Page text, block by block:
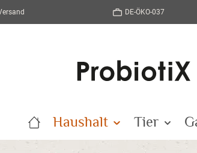
DE-ÖKO-037
Haushalt Tier